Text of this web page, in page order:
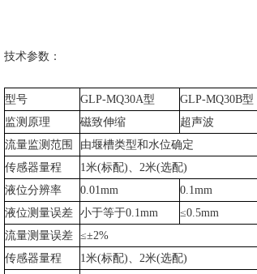
技术参数：
型号 GLP-MQ30A型 GLP-MQ30B型
监测原理
磁致伸缩 超声波
流量监测范围
由堰槽类型和水位确定
传感器量程
1米(标配)、2米(选配)
液位分辨率
0.01mm 0.1mm
液位测量误差 小于等于0.1mm ≤0.5mm
流量测量误差 ≤±2%
传感器量程
1米(标配)、2米(选配)